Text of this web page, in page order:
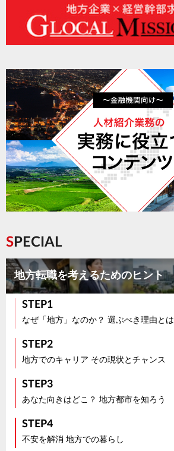
SPECIAL
地方転職を考えるためのヒント
STEP1
なぜ「地方」なのか？ 選ぶべき理由とは
STEP2
地方でのキャリア その現状とチャンス
STEP3
あなた向きはどこ？ 地方都市を知ろう
STEP4
不安を解消 地方での暮らし